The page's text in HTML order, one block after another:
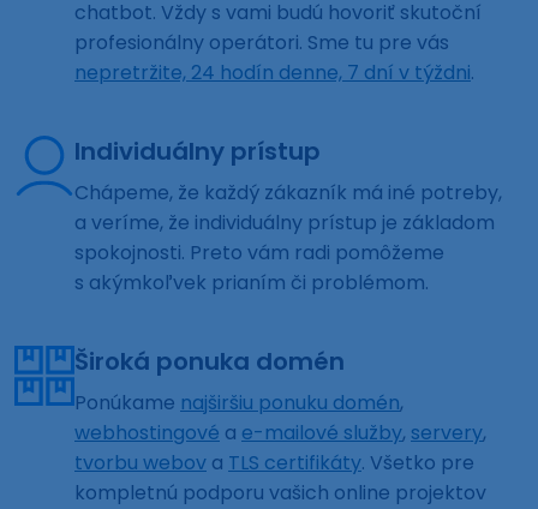
chatbot. Vždy s vami budú hovoriť skutoční
profesionálny operátori. Sme tu pre vás
nepretržite, 24 hodín denne, 7 dní v týždni.
Individuálny prístup
Chápeme, že každý zákazník má iné potreby,
a veríme, že individuálny prístup je základom
spokojnosti. Preto vám radi pomôžeme
s akýmkoľvek prianím či problémom.
Široká ponuka domén
Ponúkame najširšiu ponuku domén,
webhostingové a e-mailové služby, servery,
tvorbu webov a TLS certifikáty. Všetko pre
kompletnú podporu vašich online projektov